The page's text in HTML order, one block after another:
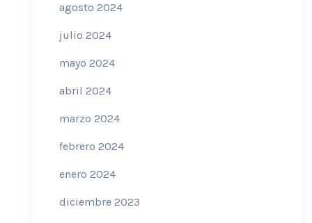
agosto 2024
julio 2024
mayo 2024
abril 2024
marzo 2024
febrero 2024
enero 2024
diciembre 2023